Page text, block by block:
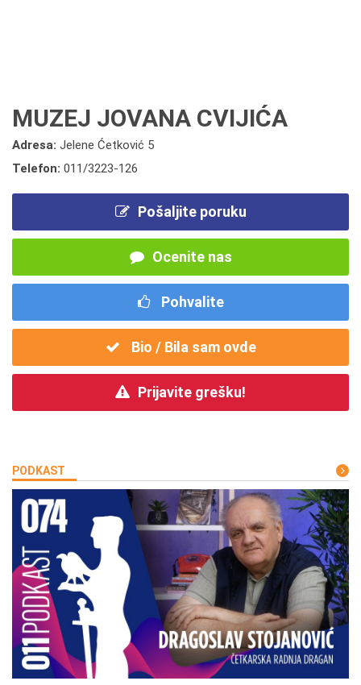
MUZEJ JOVANA CVIJIĆA
Adresa: Jelene Ćetković 5
Telefon: 011/3223-126
Pošaljite poruku
Ocenite nas
Pohvalite
Bio / Bila sam ovde
Prijavite grešku!
PODKAST